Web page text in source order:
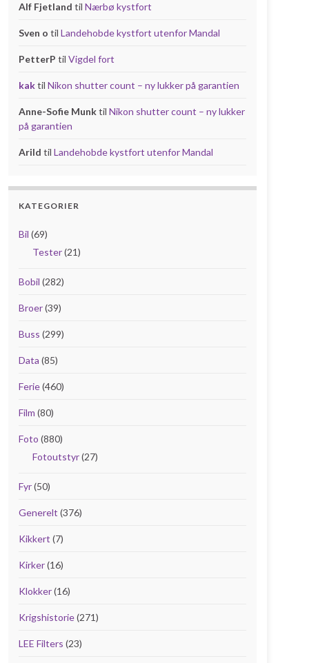
Alf Fjetland til Nærbø kystfort
Sven o til Landehobde kystfort utenfor Mandal
PetterP til Vigdel fort
kaktil Nikon shutter count – ny lukker på garantien
Anne-Sofie Munktil Nikon shutter count – ny lukker
på garantien
Arild til Landehobde kystfort utenfor Mandal
KATEGORIER
Bil (69)
Tester(21)
Bobil (282)
Broer(39)
Buss (299)
Data (85)
Ferie(460)
Film (80)
Foto (880)
Fotoutstyr(27)
Fyr(50)
Generelt (376)
Kikkert (7)
Kirker(16)
Klokker(16)
Krigshistorie(271)
LEE Filters (23)